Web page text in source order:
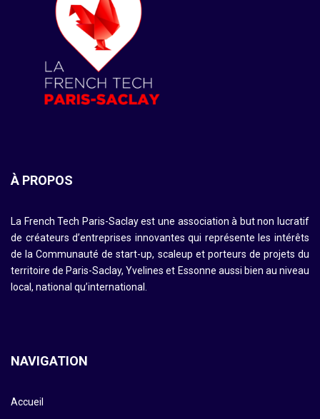
À PROPOS
La French Tech Paris-Saclay est une association à but non lucratif
de créateurs d’entreprises innovantes qui représente les intérêts
de la Communauté de start-up, scaleup et porteurs de projets du
territoire de Paris-Saclay, Yvelines et Essonne aussi bien au niveau
local, national qu’international.
NAVIGATION
Accueil